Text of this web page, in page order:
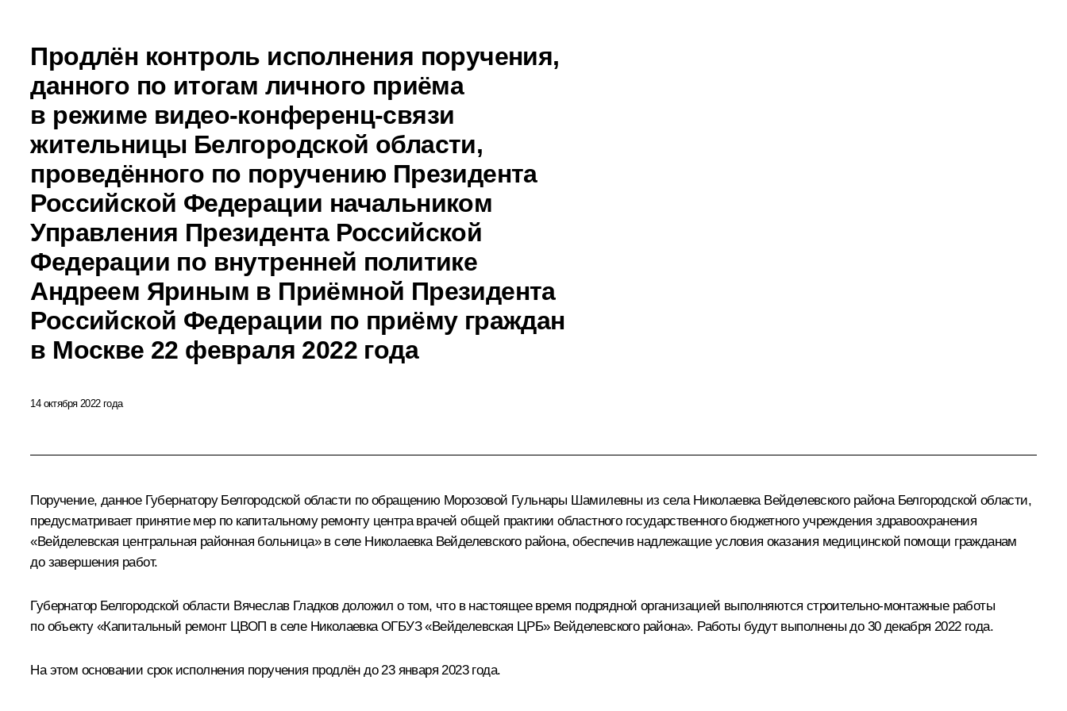
Продлён контроль исполнения поручения,
данного по итогам личного приёма
в режиме видео-конференц-связи
жительницы Белгородской области,
проведённого по поручению Президента
Российской Федерации начальником
Управления Президента Российской
Федерации по внутренней политике
Андреем Яриным в Приёмной Президента
Российской Федерации по приёму граждан
в Москве 22 февраля 2022 года
14 октября 2022 года
Поручение, данное Губернатору Белгородской области по обращению Морозовой Гульнары Шамилевны из села Николаевка Вейделевского района Белгородской области,
предусматривает принятие мер по капитальному ремонту центра врачей общей практики областного государственного бюджетного учреждения здравоохранения
«Вейделевская центральная районная больница» в селе Николаевка Вейделевского района, обеспечив надлежащие условия оказания медицинской помощи гражданам
до завершения работ.
Губернатор Белгородской области Вячеслав Гладков доложил о том, что в настоящее время подрядной организацией выполняются строительно-монтажные работы
по объекту «Капитальный ремонт ЦВОП в селе Николаевка ОГБУЗ «Вейделевская ЦРБ» Вейделевского района». Работы будут выполнены до 30 декабря 2022 года.
На этом основании срок исполнения поручения продлён до 23 января 2023 года.